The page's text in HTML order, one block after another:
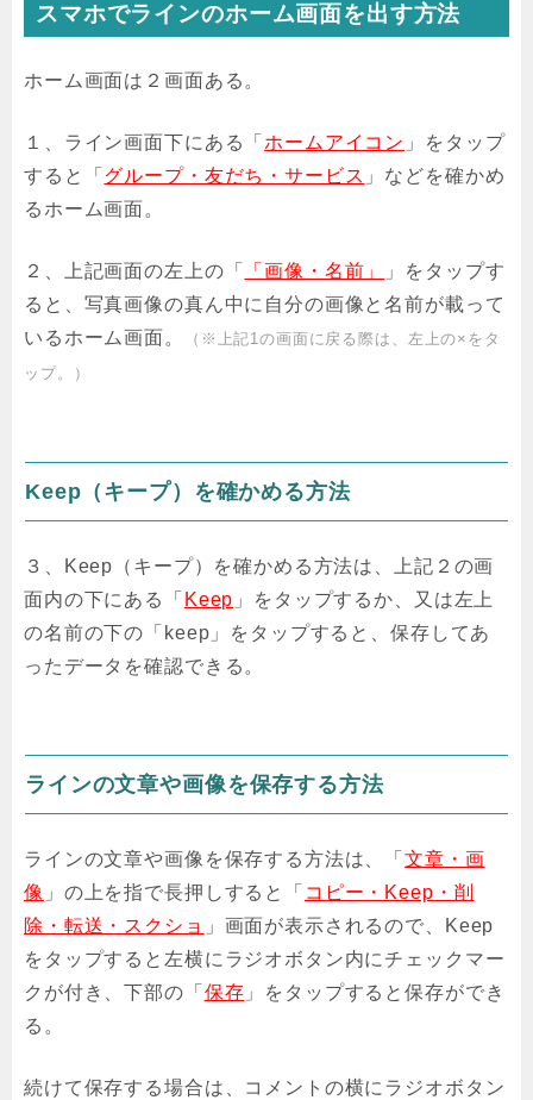
スマホでラインのホーム画面を出す方法
ホーム画面は２画面ある。
１、ライン画面下にある「 ホームアイコン 」をタップ
すると「 グループ・友だち・サービス 」などを確かめ
るホーム画面。
２、上記画面の左上の「 「画像・名前」
」をタップす
ると、写真画像の真ん中に自分の画像と名前が載って
いるホーム画面。
（※上記1の画面に戻る際は、左上の×をタ
ップ。）
Keep（キープ）を確かめる方法
３、Keep（キープ）を確かめる方法は、上記２の画
面内の下にある「 Keep 」をタップするか、又は左上
の名前の下の「keep」をタップすると、保存してあ
ったデータを確認できる。
ラインの文章や画像を保存する方法
ラインの文章や画像を保存する方法は、「文章・画
像 」の上を指で長押しすると「 コピー・Keep・削
除・転送・スクショ 」画面が表示されるので、Keep
をタップすると左横にラジオボタン内にチェックマー
クが付き、下部の「 保存 」をタップすると保存ができ
る。
続けて保存する場合は、コメントの横にラジオボタン